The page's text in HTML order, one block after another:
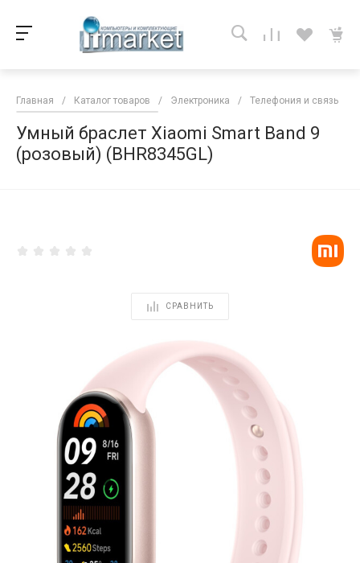
Главная / Каталог товаров / Электроника / Телефония и связь
Умный браслет Xiaomi Smart Band 9
(розовый) (BHR8345GL)
СРАВНИТЬ